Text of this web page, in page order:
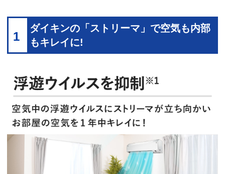
1
ダイキンの「ストリーマ」で空気も内部
もキレイに!